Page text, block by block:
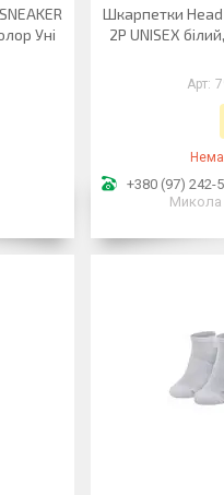
Уні
Шкарпетки Head
2P UNISEX
+380 (97) 242-
Микола